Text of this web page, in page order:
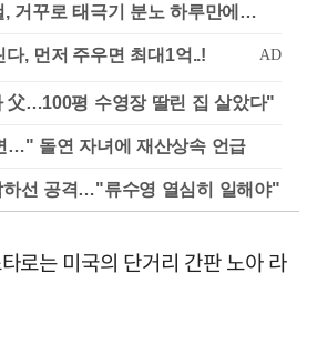
거꾸로 태극기 분노 하루만에…
父…100평 수영장 딸린 집 살았다"
…" 돌연 자녀에 재산상속 언급
하선 공격…"류수영 열심히 일해야"
로는 미국의 단거리 간판 노아 라